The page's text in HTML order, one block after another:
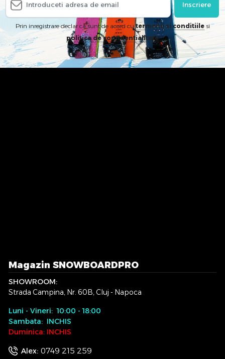
Inscriere
Prin inregistrare declar ca sunt de acord cutermenii si conditiilesi
politica de confidentialitate
Magazin SNOWBOARDPRO
SHOWROOM:
Strada Campina, Nr. 60B, Cluj - Napoca
Luni - Vineri: 10:00 - 18:00
Sambata: INCHIS
Duminica: INCHIS
Alex: 0749 215 259